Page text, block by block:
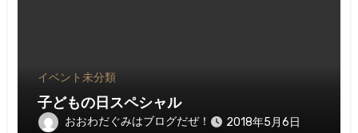
イベント未分類
子どもの日スペシャル
おおわだぐみはブログだぜ！ 2018年5月6日